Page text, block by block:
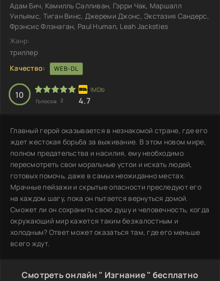
Адам Бич, Камилль Салливан, Гэрри Чак, Маршалл
Уильямс, Тиган Винс, Джереми Джонс, Экстазия Сандерс,
Фрэнсис Флэнаган, Paul Human, Leah Jacksties
Жанр:
триллер
Качество:
WEB-DL
10
Голосов: 2 4.7
Главный герой оказывается в незнакомой стране, где его
ждет жестокая борьба за выживание. В этом новом мире,
полном предательства и насилия, ему необходимо
пересмотреть свои моральные устои и искать людей,
готовых помочь, даже в самых неожиданно местах.
Мрачные пейзажи и скрытые опасности преследуют его
на каждом шагу, пока он пытается вернуться домой.
Сможет ли он сохранить свою душу и человечность, когда
окружающий мир кажется таким безжалостным и
холодным? Ответ может оказаться там, где его меньше
всего ждут.
Смотреть онлайн " Изгнание " бесплатно